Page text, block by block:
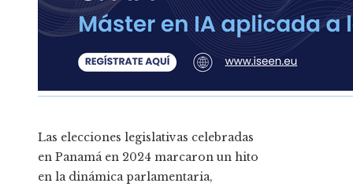
Las elecciones legislativas celebradas
en Panamá en 2024 marcaron un hito
en la dinámica parlamentaria,